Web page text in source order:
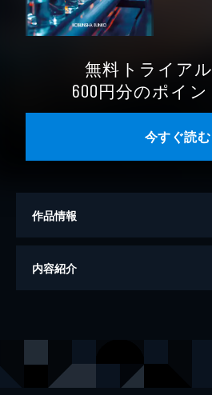
無料トライアル
600円分のポイン
今すぐ読む
作品情報
著者
内容紹介